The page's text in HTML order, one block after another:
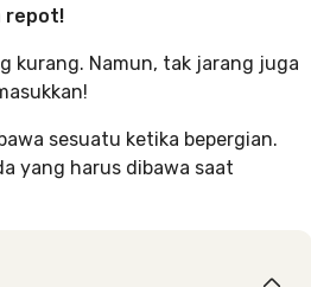
repot!
kurang. Namun, tak jarang juga
sesuatu ketika bepergian.
yang harus dibawa saat